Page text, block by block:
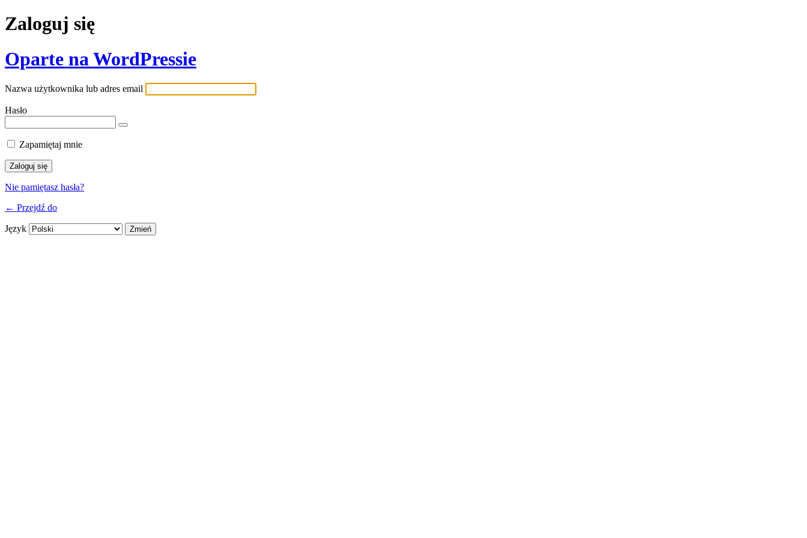
Zaloguj się
Oparte na WordPressie
Nazwa użytkownika lub adres email
Hasło
Zapamiętaj mnie
Nie pamiętasz hasła?
← Przejdź do
Język